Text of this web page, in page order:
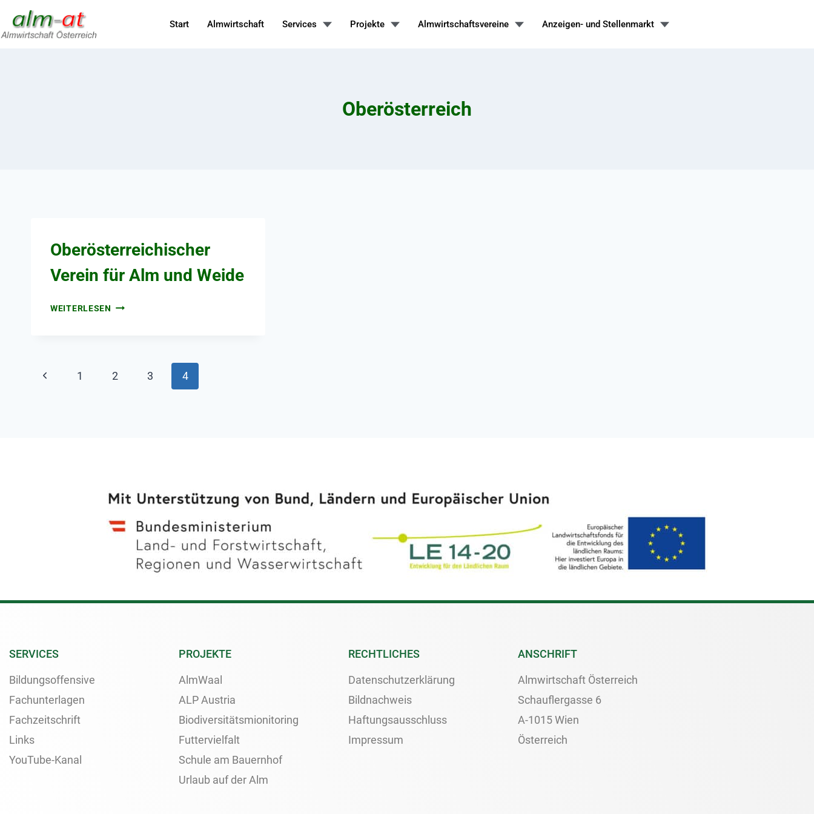
Start Almwirtschaft Services Projekte Almwirtschaftsvereine Anzeigen- und Stellenmarkt
Oberösterreich
Oberösterreichischer
Verein für Alm und Weide
WEITERLESEN
1 2 3 4
SERVICES
Bildungsoffensive
Fachunterlagen
Fachzeitschrift
Links
YouTube-Kanal
PROJEKTE
AlmWaal
ALP Austria
Biodiversitätsmionitoring
Futtervielfalt
Schule am Bauernhof
Urlaub auf der Alm
RECHTLICHES
Datenschutzerklärung
Bildnachweis
Haftungsausschluss
Impressum
ANSCHRIFT
Almwirtschaft Österreich
Schauflergasse 6
A-1015 Wien
Österreich